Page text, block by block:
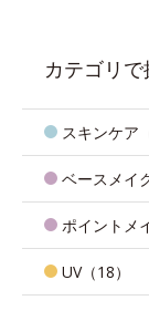
カテゴリで
スキンケア
ベースメイ
ポイントメ
UV（18）